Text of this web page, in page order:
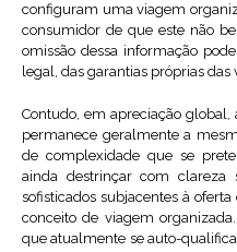
configuram uma viagem
consumidor de que este não
omissão dessa informação
legal, das garantias próprias das
Contudo, em apreciação global,
permanece geralmente a
de complexidade que se
ainda destrinçar com clareza
sofisticados subjacentes à
conceito de viagem
que atualmente se auto-